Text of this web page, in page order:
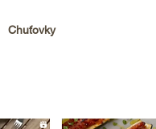
Chuťovky